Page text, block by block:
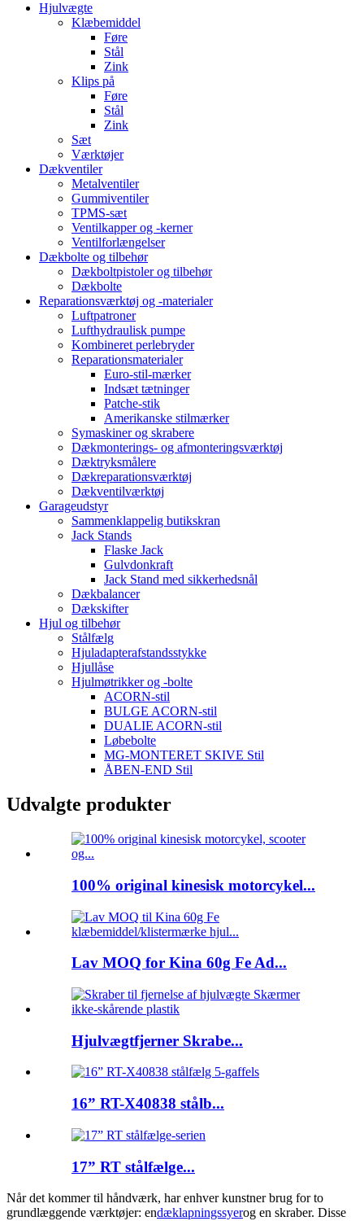
Hjulvægte
Klæbemiddel
Føre
Stål
Zink
Klips på
Føre
Stål
Zink
Sæt
Værktøjer
Dækventiler
Metalventiler
Gummiventiler
TPMS-sæt
Ventilkapper og -kerner
Ventilforlængelser
Dækbolte og tilbehør
Dækboltpistoler og tilbehør
Dækbolte
Reparationsværktøj og -materialer
Luftpatroner
Lufthydraulisk pumpe
Kombineret perlebryder
Reparationsmaterialer
Euro-stil-mærker
Indsæt tætninger
Patche-stik
Amerikanske stilmærker
Symaskiner og skrabere
Dækmonterings- og afmonteringsværktøj
Dæktryksmålere
Dækreparationsværktøj
Dækventilværktøj
Garageudstyr
Sammenklappelig butikskran
Jack Stands
Flaske Jack
Gulvdonkraft
Jack Stand med sikkerhedsnål
Dækbalancer
Dækskifter
Hjul og tilbehør
Stålfælg
Hjuladapterafstandsstykke
Hjullåse
Hjulmøtrikker og -bolte
ACORN-stil
BULGE ACORN-stil
DUALIE ACORN-stil
Løbebolte
MG-MONTERET SKIVE Stil
ÅBEN-END Stil
Udvalgte produkter
100% original kinesisk motorcykel...
Lav MOQ for Kina 60g Fe Ad...
Hjulvægtfjerner Skrabe...
16” RT-X40838 stålb...
17” RT stålfælge...
Når det kommer til håndværk, har enhver kunstner brug for to
grundlæggende værktøjer: endæklapningssyerog en skraber. Disse